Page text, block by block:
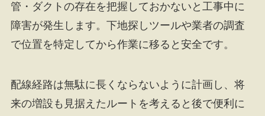
管・ダクトの存在を把握しておかないと工事中に
障害が発生します。下地探しツールや業者の調査
で位置を特定してから作業に移ると安全です。
配線経路は無駄に長くならないように計画し、将
来の増設も見据えたルートを考えると後で便利に